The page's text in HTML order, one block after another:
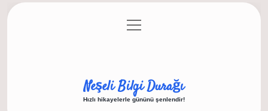
Gizlilik Politikası
menüyü
aç
Neşeli Bilgi Durağı
Hızlı hikayelerle gününü şenlendir!